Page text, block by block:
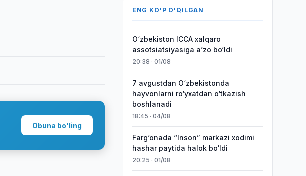
Obuna bo'ling
ENG KO'P O'QILGAN
O‘zbekiston ICCA xalqaro
assotsiatsiyasiga aʼzo bo‘ldi
20:38 · 01/08
7 avgustdan O‘zbekistonda
hayvonlarni ro‘yxatdan o‘tkazish
boshlanadi
18:45 · 04/08
Farg‘onada “Inson” markazi xodimi
hashar paytida halok bo‘ldi
20:25 · 01/08